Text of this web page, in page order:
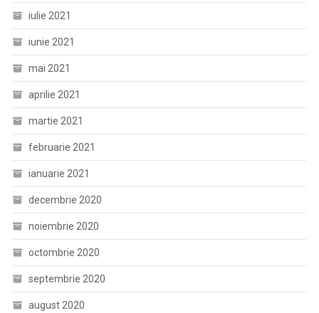
iulie 2021
iunie 2021
mai 2021
aprilie 2021
martie 2021
februarie 2021
ianuarie 2021
decembrie 2020
noiembrie 2020
octombrie 2020
septembrie 2020
august 2020